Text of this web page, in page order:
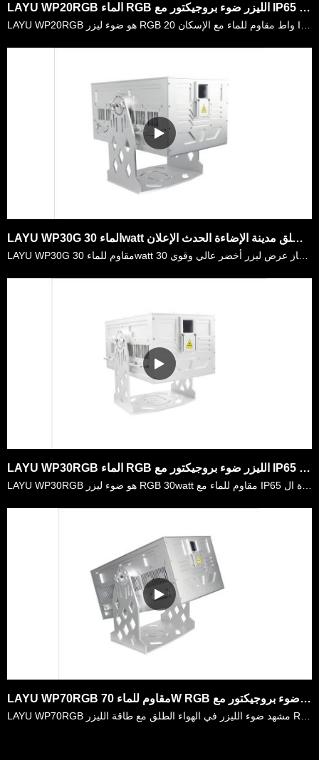
LAYU WP20RGB الماء RGB الليزر ضوء بروجيكتور مع IP65 الإسكان لبناء المعالم في الهواء الطلق، عرض الليزر
LAYU WP30G الماء 30watt الليزر الأخضر للمعالم السياحية في الهواء الطلق مدينة الإضاءة الحدث الإعلان
LAYU WP30G مقاوم للماء 30watt الليزر الأخضر لإعلان حدث إضاءة المدينة في الهواء الطلق. إنه جهاز عرض ليزر أخضر عالي وقوي 30W. وهي مصنوعة من شعاع ضيق الليزر الأخضر. يتم تصحيح جميع الثنائيات عن طريق عدسة ……
LAYU WP30RGB الماء RGB الليزر ضوء بروجيكتور مع IP65 الإسكان لبناء المعالم في الهواء الطلق، عرض الليزر
LAYU WP30RGB هو ضوء ليزر RGB 30watt مقاوم للماء مع IP65 الإسكان. يستخدم على نطاق واسع في الأحداث الحية في الهواء الطلق ، حديقة الترفيه ، عرض الليزر المهرجان ، مبنى المعالم ، إلخ. وهي مصنوعة من وحدة ال……
LAYU WP70RGB مقاوم للماء 70W RGB الليزر ضوء بروجيكتور مع IP65 الإسكان لمبنى المعالم في الهواء الطلق ، عرض الليزر النص السماء